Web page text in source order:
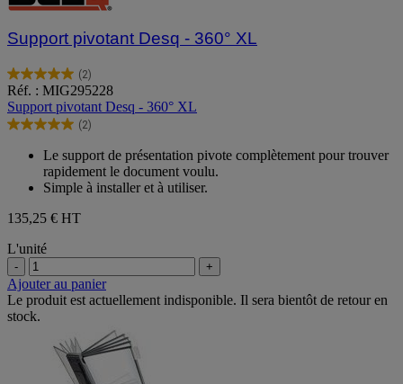
Support pivotant Desq - 360° XL
(2)
5.0
sur
5
étoiles.
avis
Réf. : MIG295228
Support pivotant Desq - 360° XL
(2)
5.0
étoiles.
avis
Le support de présentation pivote complètement pour trouver
rapidement le document voulu.
Simple à installer et à utiliser.
135,25 € HT
L'unité
- +
Ajouter au panier
Le produit est actuellement indisponible. Il sera bientôt de retour en
stock.